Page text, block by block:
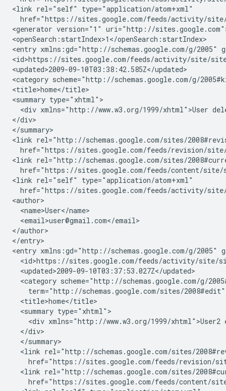
<link rel="self" type="application/atom+xml"
  href="https://sites.google.com/feeds/activity/
site
<generator version="1" uri="http://
<openSearch:startIndex>1</openSearch:startIndex>
<entry xmlns:gd="http://schemas.google.com/g/2005"
<id>https://sites.google.com/feeds/activity/site/
<updated>2009-09-10T03:38:42.585Z</updated>
<category scheme="http://schemas.google.com/g/
<title>home</title>
<summary type="xhtml">
<div xmlns="http://www.w3.org/1999/xhtml">User
</div>
</summary>
<link rel="http://schemas.google.com/sites/
  href="https://sites.google.com/feeds/revision/
site
<link rel="http://schemas.google.com/sites/
  href="https://sites.google.com/feeds/content/
site/
<link rel="self" type="application/atom+xml"
  href="https://sites.google.com/feeds/activity/
site
<author>
  <name>User</name>
  <email>user@gmail.com</email>
</author>
</entry>
<entry xmlns:gd="http://schemas.google.com/g/2005"
  <id>https://sites.google.com/feeds/activity/
site/
  <updated>2009-09-10T03:37:53.027Z</updated>
<category scheme="http://schemas.google.com/g/
term="http://schemas.google.com/sites/
  <title>home</title>
  <summary type="xhtml">
<div xmlns="http://www.w3.org/1999/xhtml">User2
  </div>
  </summary>
<link rel="http://schemas.google.com/sites/
    href="https://sites.google.com/feeds/revision/
<link rel="http://schemas.google.com/sites/
    href="https://sites.google.com/feeds/content/